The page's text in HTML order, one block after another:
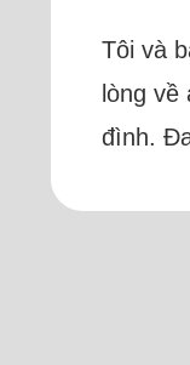
Tôi và
lòng về
đình.